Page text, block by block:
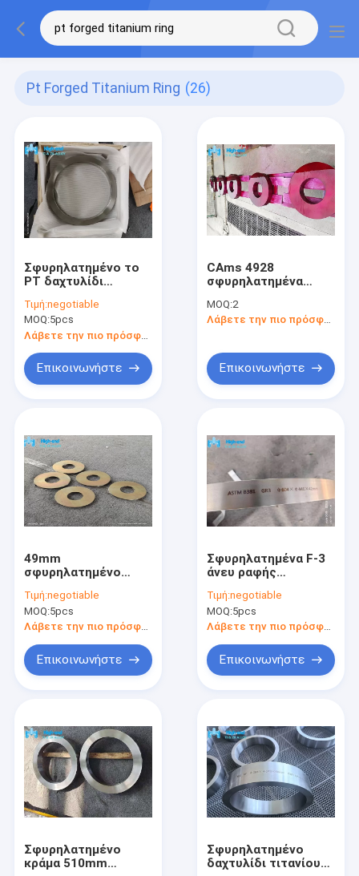
Pt Forged Titanium Ring (26)
Σφυρηλατημένο το
PT δαχτυλίδι
τα άνευ ραφής
κυλημένα δαχτυλίδια
Τιμή:negotiable
MOQ:5pcs
Λάβετε την πιο πρόσφατη τιμή
Επικοινωνήστε
CAms 4928
σφυρηλατημένα
χάλυβα δαχτυλιδιών
ενωμένα στενά PT
MOQ:2
Λάβετε την πιο πρόσφατη τιμή
Επικοινωνήστε
49mm
σφυρηλατημένο
τιτανίου κράμα
199mm δαχτυλιδιών
Τιμή:negotiable
MOQ:5pcs
Λάβετε την πιο πρόσφατη τιμή
Επικοινωνήστε
Σφυρηλατημένα F-3
άνευ ραφής
δαχτυλιδιών ASTM
B381 Gr3 τιτανίου
Τιμή:negotiable
MOQ:5pcs
Επικοινωνήστε
Σφυρηλατημένο
κράμα 510mm
Σφυρηλατημένο
δαχτυλίδι τιτανίου